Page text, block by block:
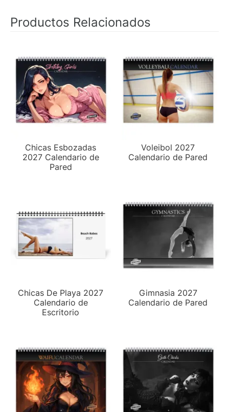
Productos Relacionados
Chicas Esbozadas
2027 Calendario de
Pared
Voleibol 2027
Calendario de Pared
Chicas De Playa 2027
Calendario de
Escritorio
Gimnasia 2027
Calendario de Pared